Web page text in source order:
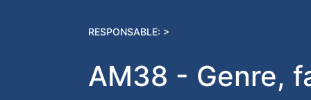
RESPONSABLE: >
AM38 - Genre,